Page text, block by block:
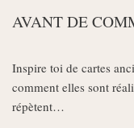
AVANT DE
Inspire toi de cartes
comment elles sont
répètent…